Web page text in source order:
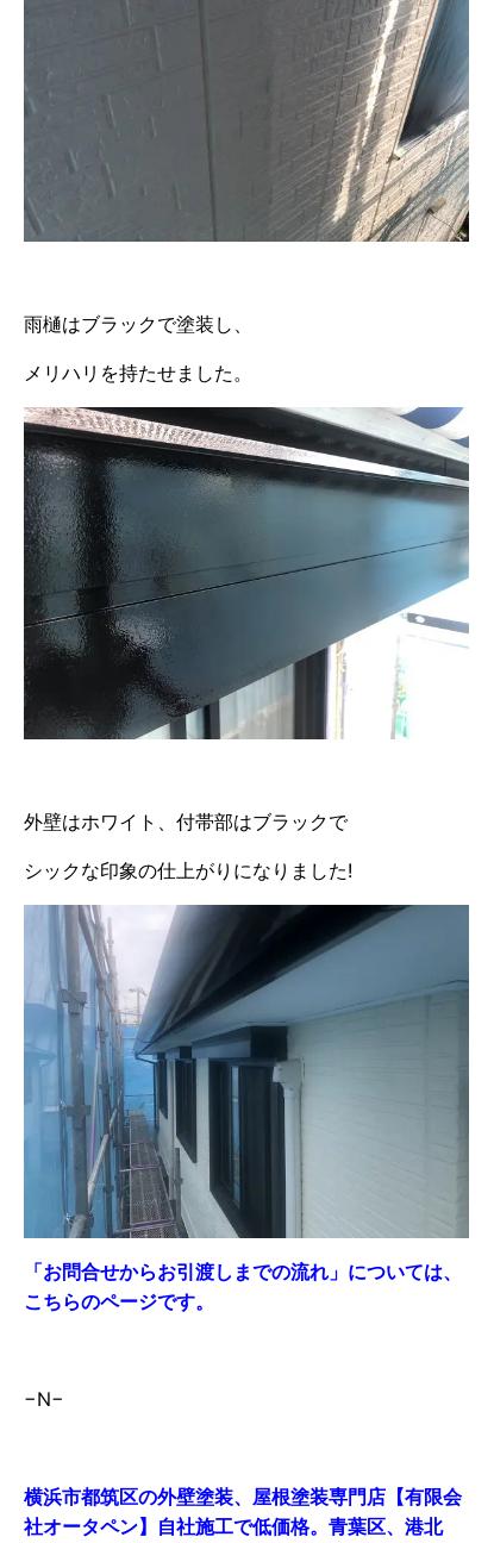
雨樋はブラックで塗装し、
メリハリを持たせました。
外壁はホワイト、付帯部はブラックで
シックな印象の仕上がりになりました!
「お問合せからお引渡しまでの流れ」については、
こちらのページです。
−N−
横浜市都筑区の外壁塗装、屋根塗装専門店【有限会
社オータペン】自社施工で低価格。青葉区、港北